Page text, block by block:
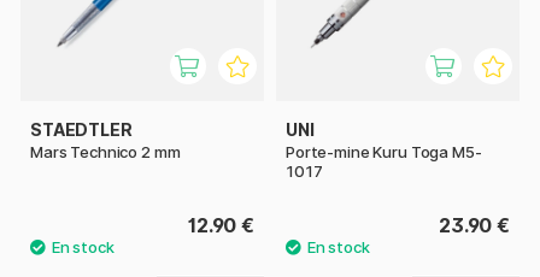
STAEDTLER
Mars Technico 2 mm
12.90 €
UNI
Porte-mine Kuru Toga M5-
1017
23.90 €